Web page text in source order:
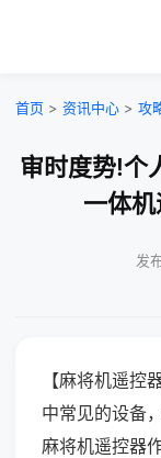
首页 > 资讯中心 > 攻
审时度势!个
一体
发
【麻将机遥控
中常见的设备
麻将机遥控器